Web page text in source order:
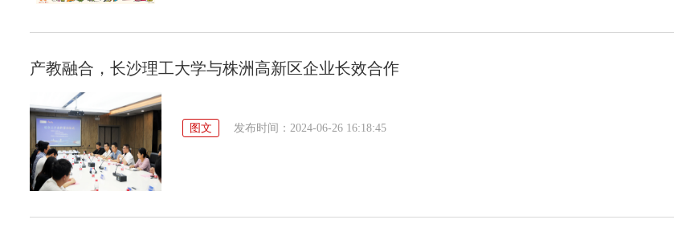
产教融合，长沙理工大学与株洲高新区企业长效合作
图文 发布时间：2024-06-26 16:18:45